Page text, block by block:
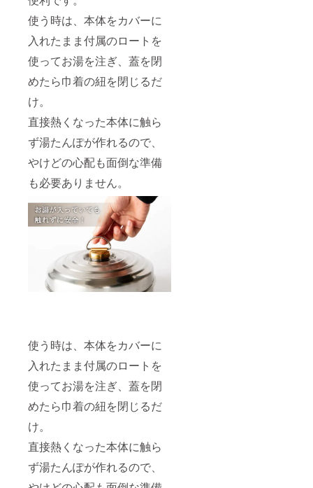
使う時は、本体をカバーに
入れたまま付属のロートを
使ってお湯を注ぎ、蓋を閉
めたら巾着の紐を閉じるだ
け。
直接熱くなった本体に触ら
ず湯たんぽが作れるので、
やけどの心配も面倒な準備
も必要ありません。
使う時は、本体をカバーに
入れたまま付属のロートを
使ってお湯を注ぎ、蓋を閉
めたら巾着の紐を閉じるだ
け。
直接熱くなった本体に触ら
ず湯たんぽが作れるので、